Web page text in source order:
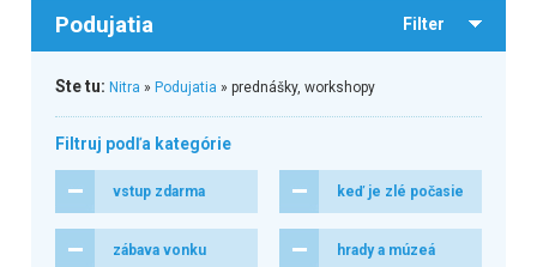
Podujatia Filter
Ste tu: Nitra » Podujatia » prednášky, workshopy
Filtruj podľa kategórie
vstup zdarma keď je zlé počasie
zábava vonku hrady a múzeá